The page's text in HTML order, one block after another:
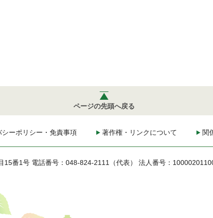
ページの先頭へ戻る
シーポリシー・免責事項 著作権・リンクについて 関
15番1号 電話番号：048-824-2111（代表） 法人番号：